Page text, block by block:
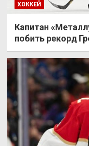
ХОККЕЙ
Капитан
побить рекорд